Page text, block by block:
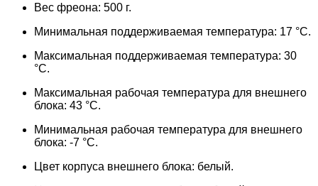
Вес фреона: 500 г.
Минимальная поддерживаемая температура: 17 °С.
Максимальная поддерживаемая температура: 30
°С.
Максимальная рабочая температура для внешнего
блока: 43 °С.
Минимальная рабочая температура для внешнего
блока: -7 °С.
Цвет корпуса внешнего блока: белый.